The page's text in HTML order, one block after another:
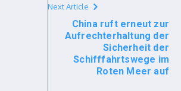
Next Article
China ruft erneut zur
Aufrechterhaltung der
Sicherheit der
Schifffahrtswege im
Roten Meer auf